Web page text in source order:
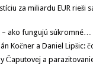
za miliardu EUR rieši
– ako fungujú súkromné…
Kočner a Daniel Lipšic:
Čaputovej a